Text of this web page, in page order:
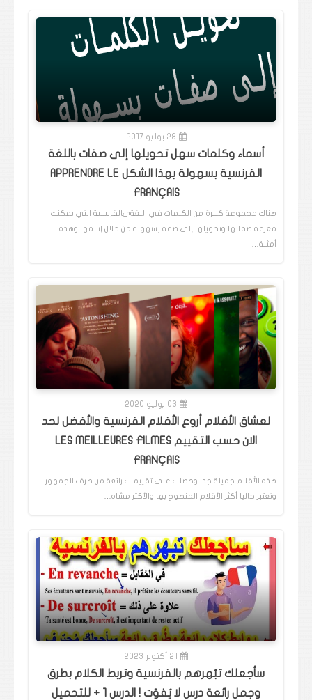
28 يوليو 2017
أسماء وكلمات سهل تحويلها إلى صفات باللغة
الفرنسية بسهولة بهذا الشكل APPRENDRE LE
FRANÇAIS
هناك مجموعة كبيرة من الكلمات في اللغةىالفرنسية التي يمكنك
معرفة صفاتها وتحويلها إلى صفة بسهولة من خلال إسمها وهذه
أمثلة…
03 يوليو 2020
لعشاق الأفلام أروع الأفلام الفرنسية والأفضل لحد
الان حسب التقييم LES MEILLEURES FILMES
FRANÇAIS
هذه الأفلام جميلة جدا وحصلت على تقييمات رائعة من طرف الجمهور
وتعتبر حاليا أكثر الأفلام المنصوح بها والأكثر مشاه…
21 أكتوبر 2023
سأجعلك تبُهرهم بالفرنسية وتربط الكلام بطرق
وجمل رائعة درس لا يُفوّت ! الدرس 1 + للتحميل